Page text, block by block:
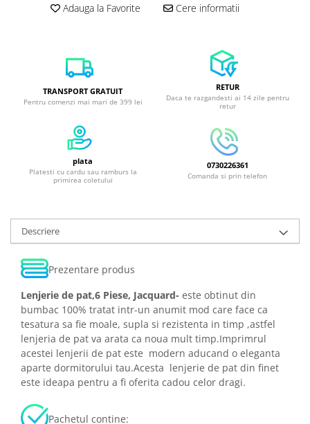
Adauga la Favorite Cere informatii
TRANSPORT GRATUIT
Pentru comenzi mai mari de 399 lei
RETUR
Daca te razgandesti ai 14 zile pentru
retur
plata
Platesti cu cardu sau ramburs la
primirea coletului
0730226361
Comanda si prin telefon
Descriere
Prezentare produs
Lenjerie de pat,6 Piese, Jacquard- este obtinut din
bumbac 100% tratat intr-un anumit mod care face ca
tesatura sa fie moale, supla si rezistenta in timp ,astfel
lenjeria de pat va arata ca noua mult timp.Imprimrul
acestei lenjerii de pat este modern aducand o eleganta
aparte dormitorului tau.Acesta lenjerie de pat din finet
este ideapa pentru a fi oferita cadou celor dragi.
Pachetul contine: